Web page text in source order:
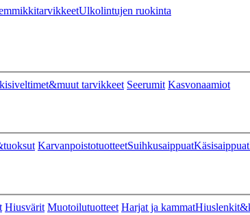
Ulkolintujen ruokinta
tarvikkeet Seerumit Kasvonaamiot
KarvanpoistotuotteetSuihkusaippuatKäsisaippuat
Hiusvärit Muotoilutuotteet Harjat ja kammat